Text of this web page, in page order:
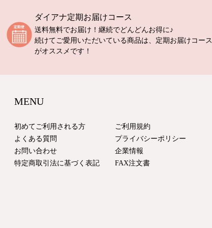
ダイアナ定期お届けコース
送料無料でお届け！継続でどんどんお得に♪
続けてご愛用いただいている商品は、定期お届けコース
がオススメです！
MENU
初めてご利用される方
よくある質問
お問い合わせ
特定商取引法に基づく表記
ご利用規約
プライバシーポリシー
企業情報
FAX注文書